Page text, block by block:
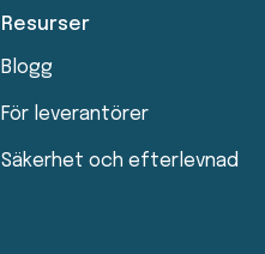
Resurser
Blogg
För leverantörer
Säkerhet och efterlevnad